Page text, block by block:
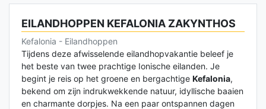
EILANDHOPPEN KEFALONIA ZAKYNTHOS
Kefalonia - Eilandhoppen
Tijdens deze afwisselende eilandhopvakantie beleef je
het beste van twee prachtige Ionische eilanden. Je
begint je reis op het groene en bergachtige Kefalonia,
bekend om zijn indrukwekkende natuur, idyllische baaien
en charmante dorpjes. Na een paar ontspannen dagen